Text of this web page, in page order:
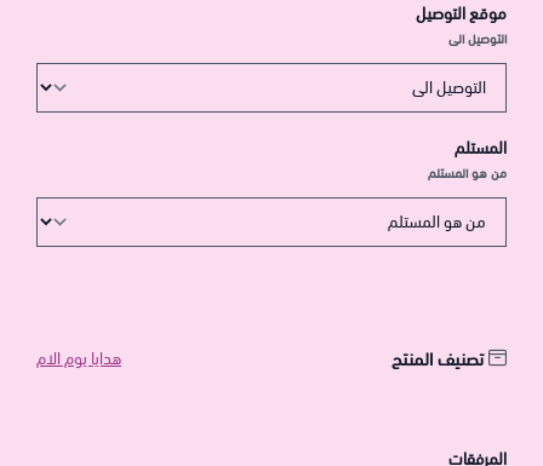
موقع التوصيل
التوصيل الى
المستلم
من هو المستلم
تصنيف المنتج هدايا يوم الام
المرفقات